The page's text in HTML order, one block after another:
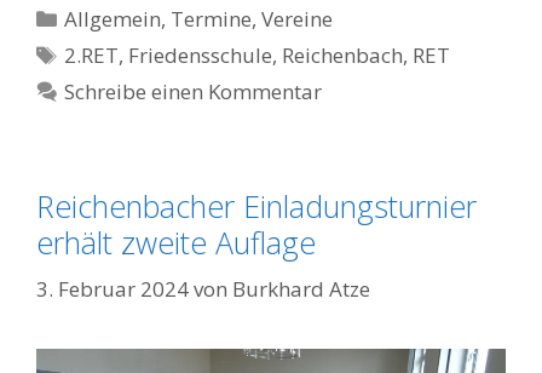
Kategorien
Allgemein, Termine,Vereine
Schlagwörter
2.RET, Friedensschule, Reichenbach, RET
Schreibe einen Kommentar
Reichenbacher Einladungsturnier
erhält zweite Auflage
3. Februar 2024von Burkhard Atze